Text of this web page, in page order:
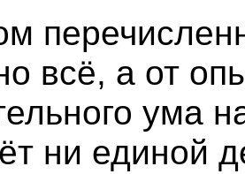
всё, а от
ума
ни единой